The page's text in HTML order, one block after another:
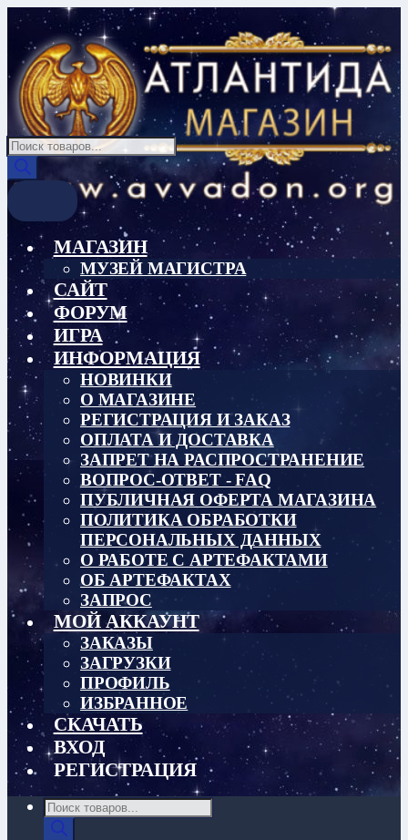
Перейти
навигации
Перейти
содержимому
Поиск
товаров
МАГАЗИН
МУЗЕЙ МАГИСТРА
САЙТ
ФОРУМ
ИГРА
ИНФОРМАЦИЯ
НОВИНКИ
О МАГАЗИНЕ
РЕГИСТРАЦИЯ И ЗАКАЗ
ОПЛАТА И ДОСТАВКА
ЗАПРЕТ НА РАСПРОСТРАНЕНИЕ
ВОПРОС-ОТВЕТ - FAQ
ПУБЛИЧНАЯ ОФЕРТА МАГАЗИНА
ПОЛИТИКА ОБРАБОТКИ
ПЕРСОНАЛЬНЫХ ДАННЫХ
О РАБОТЕ С АРТЕФАКТАМИ
ОБ АРТЕФАКТАХ
ЗАПРОС
МОЙ АККАУНТ
ЗАКАЗЫ
ЗАГРУЗКИ
ПРОФИЛЬ
ИЗБРАННОЕ
СКАЧАТЬ
ВХОД
РЕГИСТРАЦИЯ
Поиск
товаров